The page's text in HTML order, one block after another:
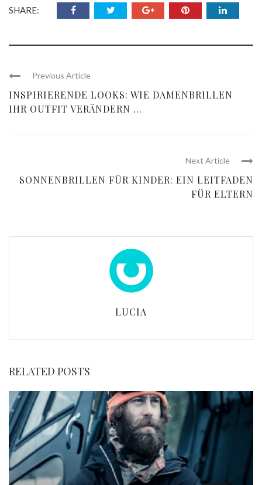
SHARE:
Previous Article
INSPIRIERENDE LOOKS: WIE DAMENBRILLEN
IHR OUTFIT VERÄNDERN ...
Next Article
SONNENBRILLEN FÜR KINDER: EIN LEITFADEN
FÜR ELTERN
LUCIA
RELATED POSTS